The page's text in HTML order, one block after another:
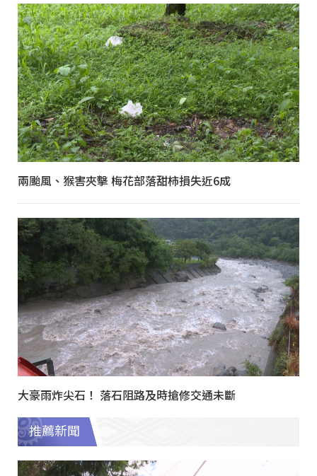
兩颱風、猴害夾擊 梅花部落甜柿損失近6成
大豪雨炸尖石！ 落石阻路及時搶修交通未斷
推薦新聞